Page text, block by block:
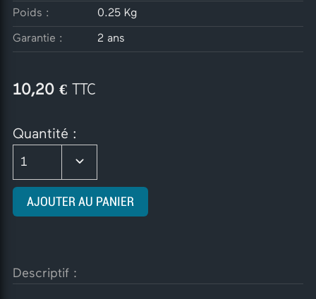
Poids : 0.25 Kg
Garantie : 2 ans
10,20 € TTC
Quantité :
1
AJOUTER AU PANIER
Descriptif :